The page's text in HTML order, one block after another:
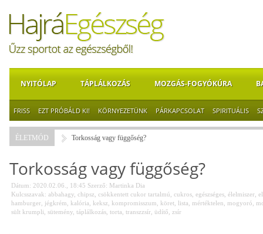
NYITÓLAP TÁPLÁLKOZÁS MOZGÁS-FOGYÓKÚRA
FRISS EZT PRÓBÁLD KI! KÖRNYEZETÜNK PÁRKAPCSOLAT SPIRITUÁLIS
ÉLETMÓD Torkosság vagy függőség?
Torkosság vagy függőség?
Dátum: 2020.02.06., 18:45 Szerző: Martinka Dia
Kulcsszavak: abbahagy chipsz csökkentett cukor tartalmú cukros egészséges élelmiszer
hamburger jégkrém kalória keksz kompromisszum köret lista mértéktelen mogyoró
sült krumpli sütemény táplálkozás torta transzzsír üdítő zsír